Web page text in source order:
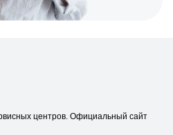
центров. Официальный сайт